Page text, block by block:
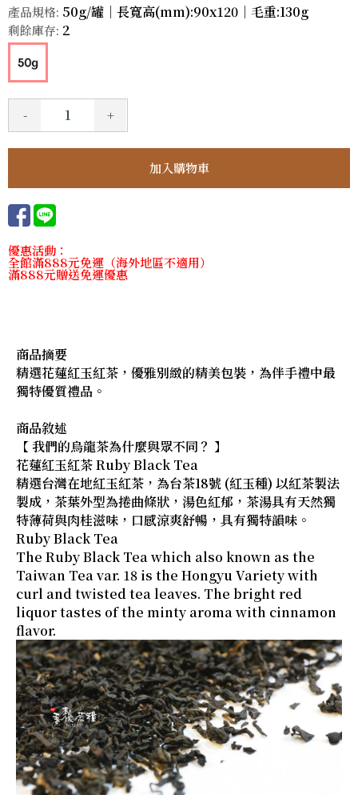
產品規格: 50g/罐｜長寬高(mm):90x120｜毛重:130g
剩餘庫存: 2
- +
優惠活動：
全館滿888元免運（海外地區不適用）
滿888元贈送免運優惠
商品摘要
精選花蓮紅玉紅茶，優雅別緻的精美包裝，為伴手禮中最
獨特優質禮品。
商品敘述
【 我們的烏龍茶為什麼與眾不同？ 】
花蓮紅玉紅茶 Ruby Black Tea
精選台灣在地紅玉紅茶，為台茶18號 (紅玉種) 以紅茶製法
製成，茶葉外型為捲曲條狀，湯色紅郁，茶湯具有天然獨
特薄荷與肉桂滋味，口感涼爽舒暢，具有獨特韻味。
Ruby Black Tea
The Ruby Black Tea which also known as the
Taiwan Tea var. 18 is the Hongyu Variety with
curl and twisted tea leaves. The bright red
liquor tastes of the minty aroma with cinnamon
flavor.